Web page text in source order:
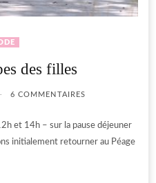
des filles
6 COMMENTAIRES
et 14h – sur la pause déjeuner
initialement retourner au Péage